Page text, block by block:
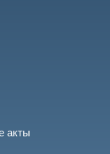
акты